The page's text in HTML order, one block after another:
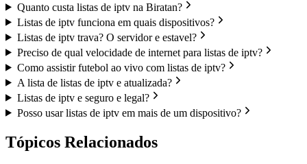
Quanto custa listas de iptv na Biratan?
Listas de iptv funciona em quais dispositivos?
Listas de iptv trava? O servidor e estavel?
Preciso de qual velocidade de internet para listas de iptv?
Como assistir futebol ao vivo com listas de iptv?
A lista de listas de iptv e atualizada?
Listas de iptv e seguro e legal?
Posso usar listas de iptv em mais de um dispositivo?
Tópicos Relacionados